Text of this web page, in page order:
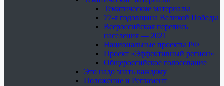
Тематические материалы
77-я годовщина Великой Победы
Всероссийская перепись
населения — 2021
Национальные проекты РФ
Проект «Эффективный регион»
Общероссийское голосование
Это надо знать каждому
Положение и Регламент